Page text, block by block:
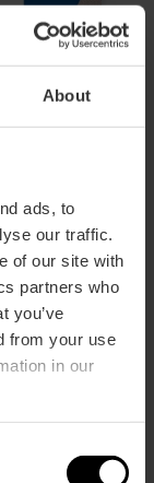
About
ads, to
our traffic.
of our site with
partners who
you’ve
from your use
in our
et
des